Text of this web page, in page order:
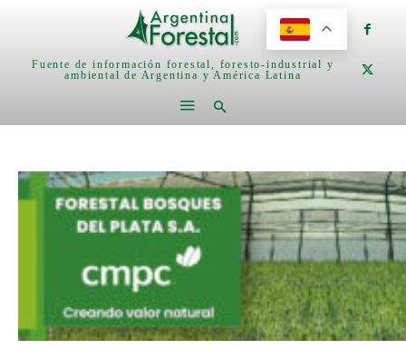
Fuente de información forestal, foresto-industrial y
ambiental de Argentina y América Latina